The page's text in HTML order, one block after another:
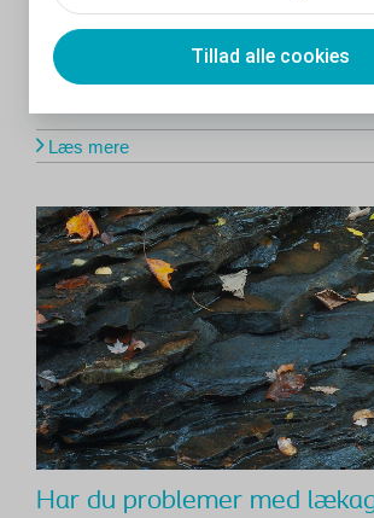
Tillad alle cookies
Oplever du utæthed, og har
Læs mere
Har du problemer med